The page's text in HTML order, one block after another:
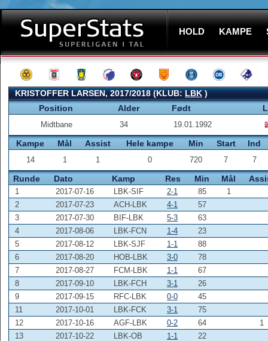
HOLD KAMPE
KRISTOFFER LARSEN, 2017/2018 (KLUB:LBK)
Position
Alder Født
Midtbane 34 19.01.1992
Kampe Mål Assist Hele kampe Min Start Ind
14 1 1 0 720 7 7
Runde Dato Kamp Res Min Mål
1 2017-07-16 LBK-SIF 2-1 85
1
2
2017-07-23 ACH-LBK 4-1
57
3
2017-07-30 BIF-LBK 5-3
63
4
2017-08-06 LBK-FCN 1-4
23
5
2017-08-12 LBK-SJF 1-1
88
6
2017-08-20 HOB-LBK 3-0
78
7
2017-08-27 FCM-LBK 1-1
67
8
2017-09-10 LBK-FCH 3-1
26
9
2017-09-15 RFC-LBK 0-0
45
11
2017-10-01 LBK-FCK 3-1
75
12
2017-10-16 AGF-LBK 0-2 64
1
13
2017-10-22 LBK-OB 1-1
22